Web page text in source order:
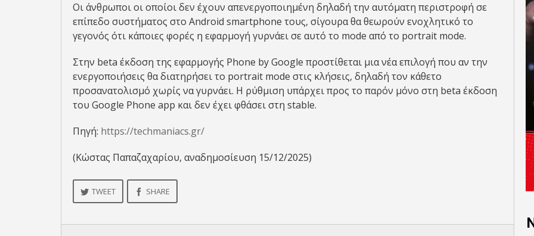
Οι άνθρωποι οι οποίοι δεν έχουν απενεργοποιημένη δηλαδή την αυτόματη περιστροφή σε
επίπεδο συστήματος στο Android smartphone τους, σίγουρα θα θεωρούν ενοχλητικό το
γεγονός ότι κάποιες φορές η εφαρμογή γυρνάει σε αυτό το mode από το portrait mode.
Στην beta έκδοση της εφαρμογής Phone by Google προστίθεται μια νέα επιλογή που αν την
ενεργοποιήσεις θα διατηρήσει το portrait mode στις κλήσεις, δηλαδή τον κάθετο
προσανατολισμό χωρίς να γυρνάει. Η ρύθμιση υπάρχει προς το παρόν μόνο στη beta έκδοση
του Google Phone app και δεν έχει φθάσει στη stable.
Πηγή: https://techmaniacs.gr/
(Κώστας Παπαζαχαρίου, αναδημοσίευση 15/12/2025)
TWEET SHARE